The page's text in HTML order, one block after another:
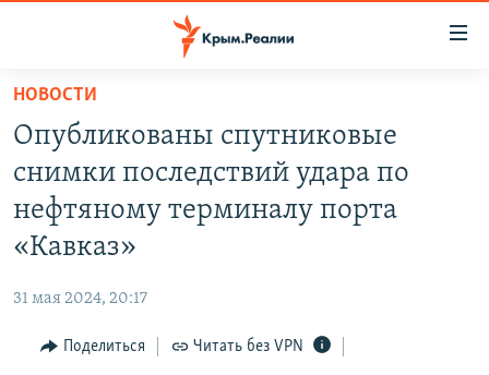
Вернуться
основному
содержанию
Вернутся
главной
Вернутся
поиску
НОВОСТИ
СПЕЦПРОЕКТЫ
ГРУЗ 200
КАРТА ВОЕННЫХ ОБЪЕКТОВ КРЫМА
ВОДА
ИСТОРИЯ
ИНФОГРАФИКА
РАДІО СВОБОДА
КАК ОБОЙТИ БЛОКИРОВКУ
НОВОСТИ
Опубликованы спутниковые
снимки последствий удара по
нефтяному терминалу порта
«Кавказ»
31 мая 2024, 20:17
Поделиться Читать без VPN